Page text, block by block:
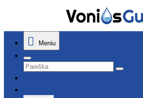
Meniu